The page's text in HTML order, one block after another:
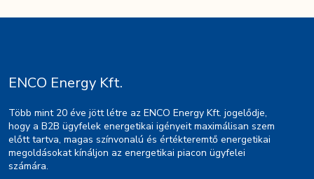
ENCO Energy Kft.
Több mint 20 éve jött létre az ENCO Energy Kft. jogelődje,
hogy a B2B ügyfelek energetikai igényeit maximálisan szem
előtt tartva, magas színvonalú és értékteremtő energetikai
megoldásokat kínáljon az energetikai piacon ügyfelei
számára.